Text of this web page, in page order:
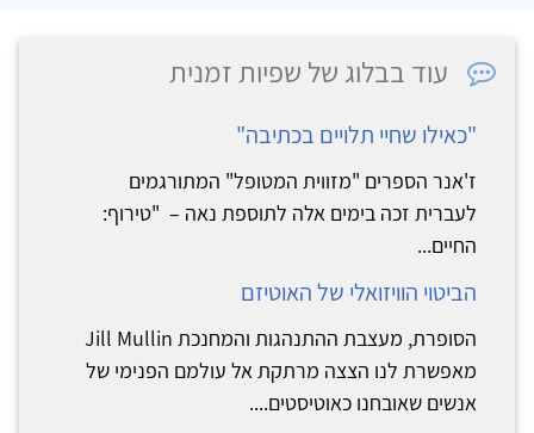
עוד בבלוג של שפיות זמנית
"כאילו שחיי תלויים בכתיבה"
ז'אנר הספרים "מזווית המטופל" המתורגמים
לעברית זכה בימים אלה לתוספת נאה – "טירוף:
החיים...
הביטוי הוויזואלי של האוטיזם
מאפשרת לנו הצצה מרתקת אל עולמם הפנימי של
אנשים שאובחנו כאוטיסטים....